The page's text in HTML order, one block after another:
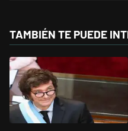
TAMBIÉN TE PUEDE